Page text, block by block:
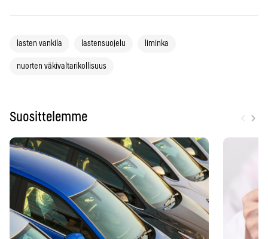
lasten vankila lastensuojelu liminka
nuorten väkivaltarikollisuus
Suosittelemme ›